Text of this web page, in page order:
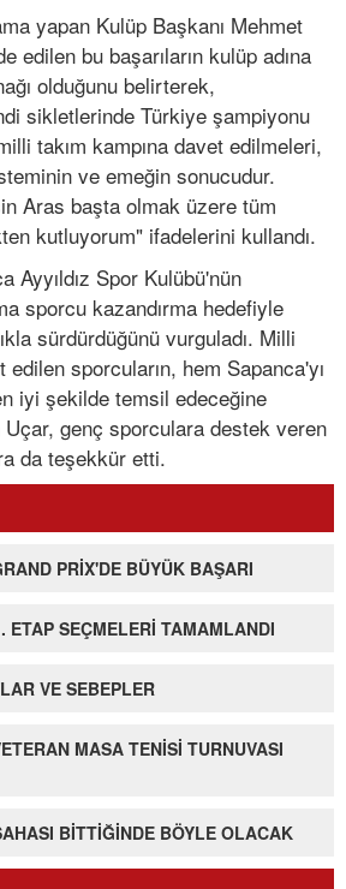
yapan Kulüp Başkanı Mehmet
edilen bu başarıların kulüp adına
olduğunu belirterek,
sikletlerinde Türkiye şampiyonu
takım kampına davet edilmeleri,
ve emeğin sonucudur.
Aras başta olmak üzere tüm
kutluyorum" ifadelerini kullandı.
Ayyıldız Spor Kulübü'nün
sporcu kazandırma hedefiyle
sürdürdüğünü vurguladı. Milli
edilen sporcuların, hem Sapanca'yı
iyi şekilde temsil edeceğine
Uçar, genç sporculara destek veren
da teşekkür etti.
PRİX'DE BÜYÜK BAŞARI
ETAP SEÇMELERİ TAMAMLANDI
VE SEBEPLER
MASA TENİSİ TURNUVASI
BİTTİĞİNDE BÖYLE OLACAK